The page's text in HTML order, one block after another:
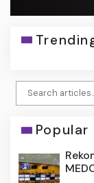
Popular